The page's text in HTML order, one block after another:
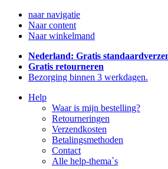
naar navigatie
Naar content
Naar winkelmand
Nederland: Gratis
Gratis retourneren
Bezorging binnen 3 werkdagen.
Help
Waar is mijn bestelling?
Retourneringen
Verzendkosten
Betalingsmethoden
Contact
Alle help-thema`s